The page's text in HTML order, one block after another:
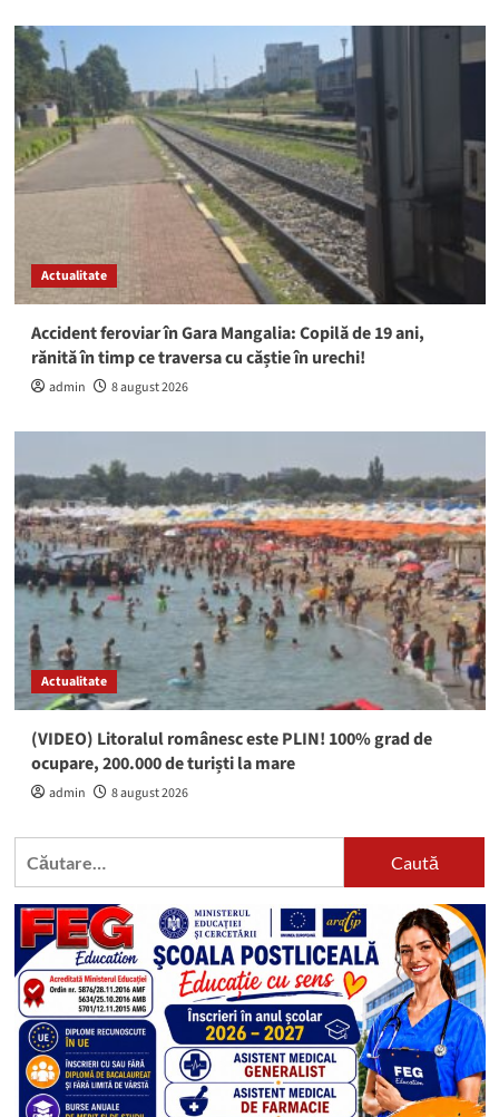
Actualitate
Accident feroviar în Gara Mangalia: Copilă de 19 ani,
rănită în timp ce traversa cu căștie în urechi!
admin 8 august 2026
Actualitate
(VIDEO) Litoralul românesc este PLIN! 100% grad de
ocupare, 200.000 de turiști la mare
admin 8 august 2026
Caută